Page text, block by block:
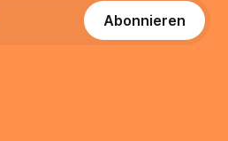
Abonnieren